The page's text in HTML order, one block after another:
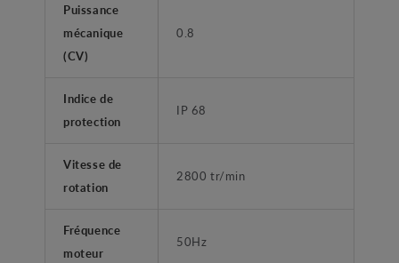
Puissance
mécanique
(CV)
0.8
Indice de
protection
IP 68
Vitesse de
rotation
2800 tr/min
Fréquence
moteur
50Hz